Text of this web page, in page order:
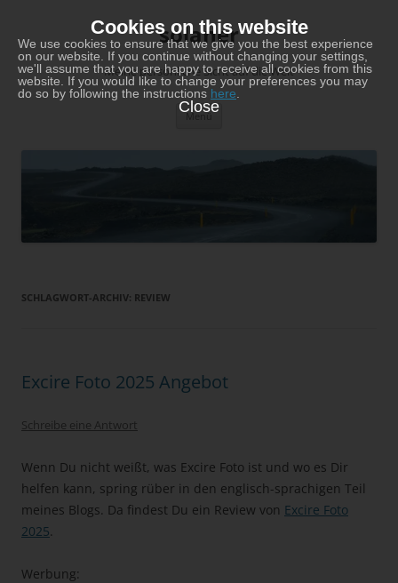
Cookies on this website
We use cookies to ensure that we give you the best experience
on our website. If you continue without changing your settings,
we'll assume that you are happy to receive all cookies from this
website. If you would like to change your preferences you may
do so by following the instructions here
Close
solaner
Meine persönliche Sicht auf die Welt
Menü
SCHLAGWORT-ARCHIV: REVIEW
Excire Foto 2025 Angebot
Schreibe eine Antwort
Wenn Du nicht weißt, was Excire Foto ist und wo es Dir
helfen kann, spring rüber in den englisch-sprachigen Teil
meines Blogs. Da findest Du ein Review von Excire Foto
2025.
Werbung: